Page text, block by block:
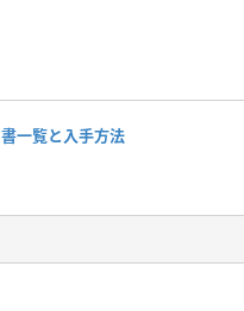
書一覧と入手方法